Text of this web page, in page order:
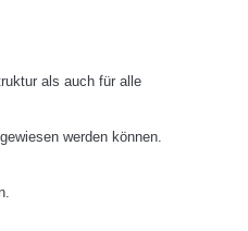
als auch für alle
werden können.